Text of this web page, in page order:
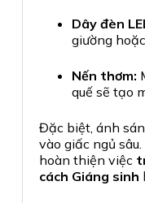
Dây đèn
giường
Nến thơm:
quế sẽ tạo
Đặc biệt, ánh
vào giấc ngủ
hoàn thiện việc
cách Giáng sinh